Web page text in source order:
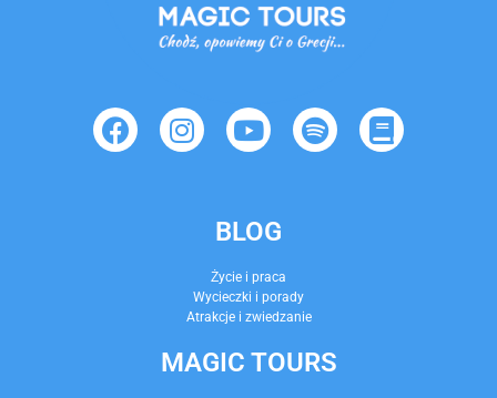
BLOG
Życie i praca
Wycieczki i porady
Atrakcje i zwiedzanie
MAGIC TOURS